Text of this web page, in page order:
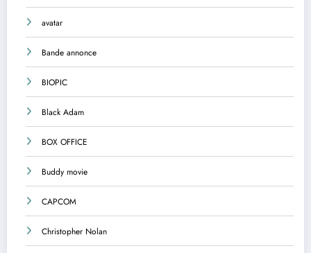
avatar
Bande annonce
BIOPIC
Black Adam
BOX OFFICE
Buddy movie
CAPCOM
Christopher Nolan